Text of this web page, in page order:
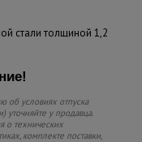
стали толщиной 1,2
об условиях отпуска
уточняйте у продавца.
о технических
комплекте поставки,